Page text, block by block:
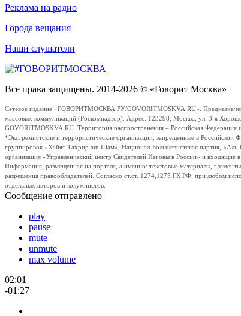
Реклама на радио
Города вещания
Наши слушатели
Все права защищены. 2014-2026 © «Говорит Москва»
Сетевое издание «ГОВОРИТМОСКВА.РУ/GOVORITMOSKVA.RU».
массовых коммуникаций (Роскомнадзор). Адрес: 123298, Москва, ул. 3-я
GOVORITMOSKVA.RU. Территория распространения – Российская
*Экстремистские и террористические организации, запрещенные в
группировок «Хайят Тахрир аш-Шам», Национал-Большевистская партия,
организация «Управленческий центр Свидетелей Иеговы в России» и входящие
Информация, размещенная на портале, а именно: текстовые материалы,
разрешения правообладателей. Согласно ст.ст. 1274,1275 ГК РФ, при любом
отдельных авторов и колумнистов.
Сообщение отправлено
play
pause
mute
unmute
max volume
02:01
-01:27